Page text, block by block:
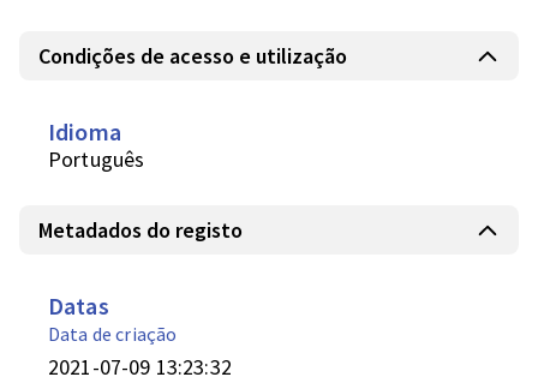
Condições de acesso e utilização
Idioma
Português
Metadados do registo
Datas
Data de criação
2021-07-09 13:23:32